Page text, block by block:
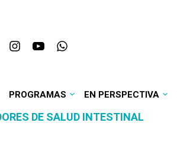
PROGRAMAS EN PERSPECTIVA
DE SALUD INTESTINAL